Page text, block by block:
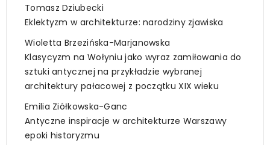
Tomasz Dziubecki
Eklektyzm w architekturze: narodziny zjawiska
Wioletta Brzezińska-Marjanowska
Klasycyzm na Wołyniu jako wyraz zamiłowania do
sztuki antycznej na przykładzie wybranej
architektury pałacowej z początku XIX wieku
Emilia Ziółkowska-Ganc
Antyczne inspiracje w architekturze Warszawy
epoki historyzmu